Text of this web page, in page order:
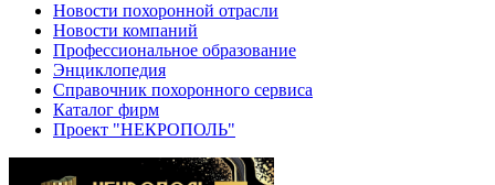
Новости похоронной отрасли
Новости компаний
Профессиональное образование
Энциклопедия
Справочник похоронного сервиса
Каталог фирм
Проект "НЕКРОПОЛЬ"